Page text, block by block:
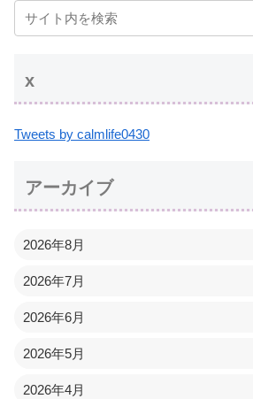
x
Tweets by calmlife0430
アーカイブ
2026年8月
2026年7月
2026年6月
2026年5月
2026年4月